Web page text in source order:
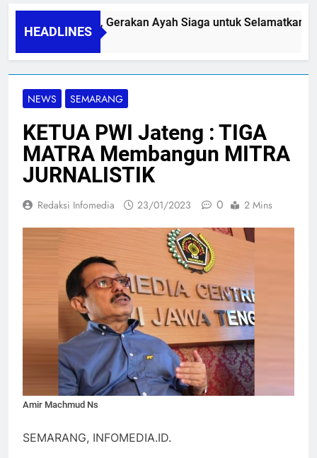
HEADLINES
PAPA SIDINI, Gerakan Ayah Siaga untuk Selamatkan
06/08/2026
NEWS SEMARANG
KETUA PWI Jateng : TIGA
MATRA Membangun MITRA
JURNALISTIK
Redaksi Infomedia 23/01/2023 0 2 Mins
Amir Machmud Ns
SEMARANG, INFOMEDIA.ID.